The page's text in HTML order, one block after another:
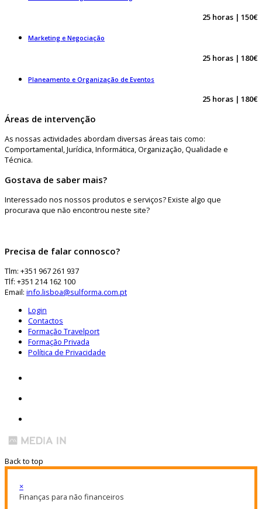
25 horas | 150€
Marketing e Negociação
25 horas | 180€
Planeamento e Organização de Eventos
25 horas | 180€
Áreas de intervenção
As nossas actividades abordam diversas áreas tais como:
Comportamental, Jurídica, Informática, Organização, Qualidade e
Técnica.
Gostava de saber mais?
Interessado nos nossos produtos e serviços? Existe algo que
procurava que não encontrou neste site?
Precisa de falar connosco?
Tlm: +351 967 261 937
Tlf: +351 214 162 100
Email: info.lisboa@sulforma.com.pt
Login
Contactos
Formação Travelport
Formação Privada
Política de Privacidade
Back to top
×
Finanças para não financeiros